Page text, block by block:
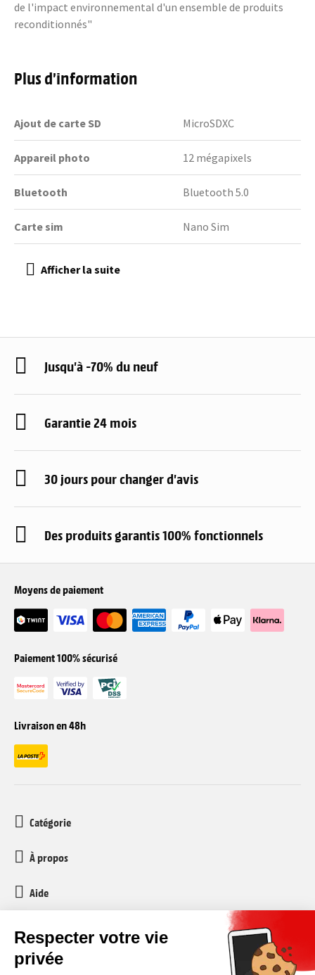
de l'impact environnemental d'un ensemble de produits
reconditionnés"
Plus d’information
Ajout de carte SD MicroSDXC
Appareil photo 12 mégapixels
Bluetooth Bluetooth 5.0
Carte sim Nano Sim
Jusqu'à -70% du neuf
Garantie 24 mois
30 jours pour changer d'avis
Des produits garantis 100% fonctionnels
Moyens de paiement
Paiement 100% sécurisé
Livraison en 48h
Catégorie
À propos
Aide
media-markt-refurbished@recommerce.com